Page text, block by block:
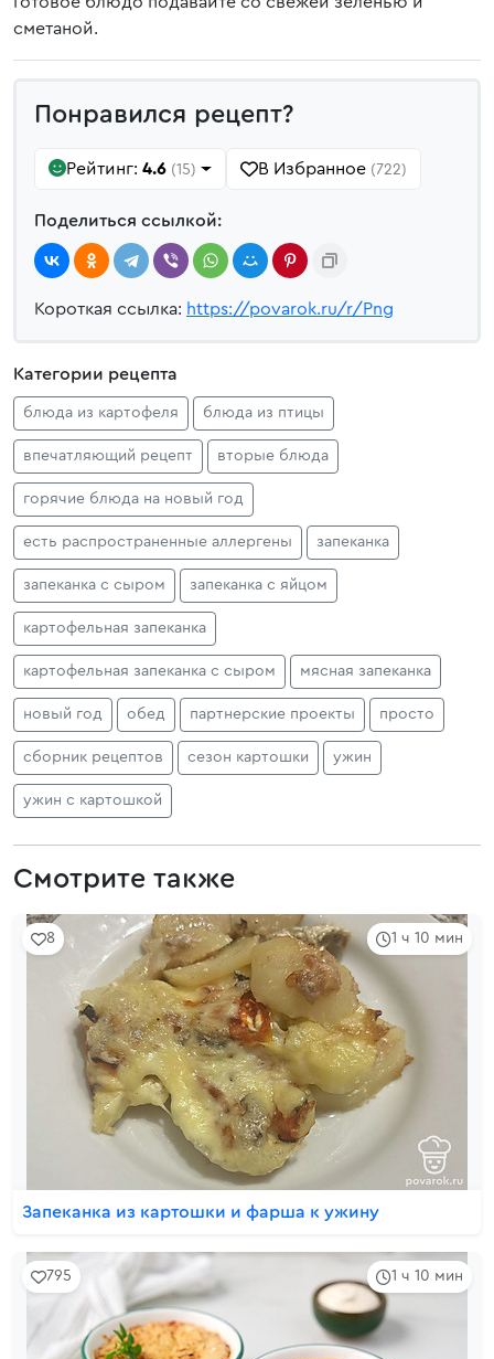
сметаной.
Понравился рецепт?
Рейтинг: 4.6 (15) В Избранное (722)
Поделиться ссылкой:
Короткая ссылка: https://povarok.ru/r/Png
Категории рецепта
блюда из картофеля блюда из птицы
впечатляющий рецепт вторые блюда
горячие блюда на новый год
есть распространенные аллергены запеканка
запеканка с сыром запеканка с яйцом
картофельная запеканка
картофельная запеканка с сыром мясная запеканка
новый год обед партнерские проекты просто
сборник рецептов сезон картошки ужин
ужин с картошкой
Смотрите также
1 ч 10 мин
8
Запеканка из картошки и фарша к ужину
1 ч 10 мин
795